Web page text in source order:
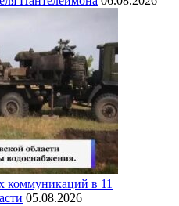
коммуникаций в 11
05.08.2026